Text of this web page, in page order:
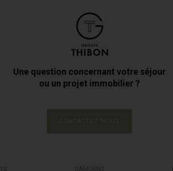
Une question concernant votre séjour
ou un projet immobilier ?